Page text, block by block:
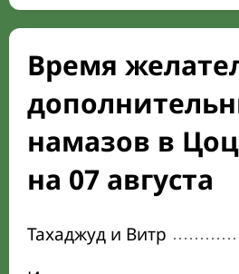
Время
намазов в
на 07 августа
Тахаджуд и Витр